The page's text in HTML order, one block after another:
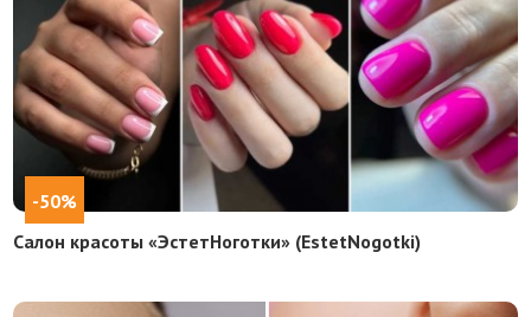
-50%
Салон красоты «ЭстетНоготки» (EstetNogotki)